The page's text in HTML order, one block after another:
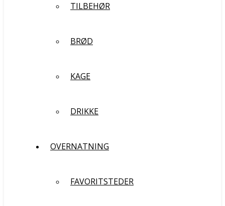
TILBEHØR
BRØD
KAGE
DRIKKE
OVERNATNING
FAVORITSTEDER